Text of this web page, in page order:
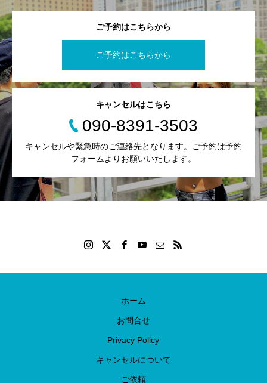
ご予約はこちらから
ご予約はこちらから
キャンセルはこちら
090-8391-3503
キャンセルや緊急時のご連絡先となります。ご予約は予約
フォームよりお願いいたします。
ホーム
お問合せ
Privacy Policy
キャンセルについて
ご依頼